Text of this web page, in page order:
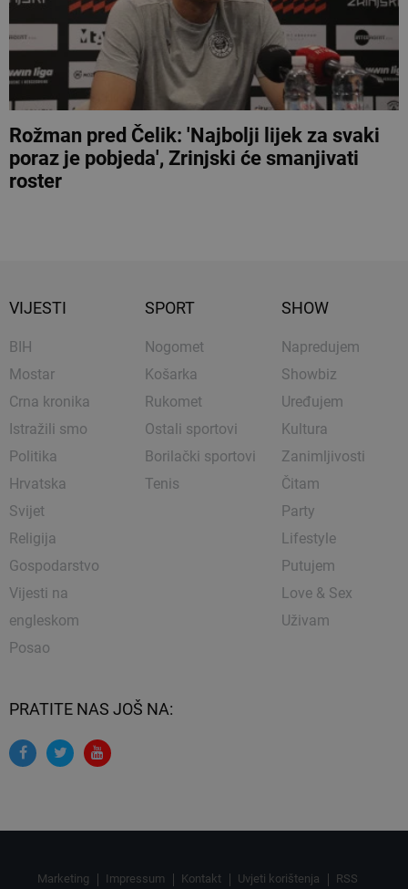
Rožman pred Čelik: 'Najbolji lijek za svaki
poraz je pobjeda', Zrinjski će smanjivati
roster
VIJESTI
BIH
Mostar
Crna kronika
Istražili smo
Politika
Hrvatska
Svijet
Religija
Gospodarstvo
Vijesti na
engleskom
Posao
SPORT
Nogomet
Košarka
Rukomet
Ostali sportovi
Borilački sportovi
Tenis
SHOW
Napredujem
Showbiz
Uređujem
Kultura
Zanimljivosti
Čitam
Party
Lifestyle
Putujem
Love & Sex
Uživam
PRATITE NAS JOŠ NA:
Marketing Impressum Kontakt Uvjeti korištenja RSS